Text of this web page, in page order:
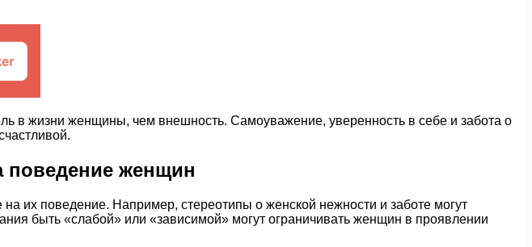
в жизни женщины, чем внешность. Самоуважение, уверенность в себе и забота о
поведение женщин
их поведение. Например, стереотипы о женской нежности и заботе могут
быть «слабой» или «зависимой» могут ограничивать женщин в проявлении